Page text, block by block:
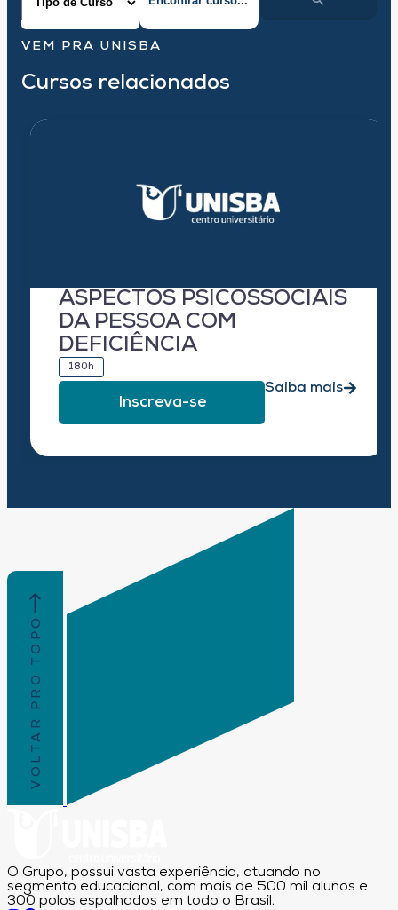
VEM PRA UNISBA
Cursos relacionados
ASPECTOS PSICOSSOCIAIS
DA PESSOA COM
DEFICIÊNCIA
180h
Inscreva-se
Saiba mais
VOLTAR PRO TOPO
O Grupo, possui vasta experiência, atuando no
segmento educacional, com mais de 500 mil alunos e
300 polos espalhados em todo o Brasil.